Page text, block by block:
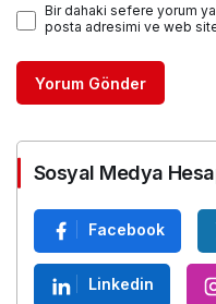
Bir dahaki sefere yorum
posta adresimi ve web
Yorum Gönder
Sosyal Medya
Facebook
Linkedin